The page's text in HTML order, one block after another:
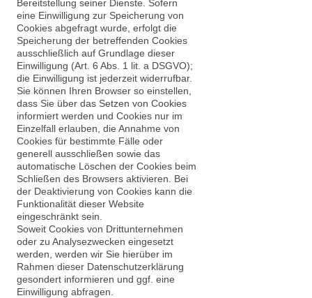
Bereitstellung seiner Dienste. Sofern
eine Einwilligung zur Speicherung von
Cookies abgefragt wurde, erfolgt die
Speicherung der betreffenden Cookies
ausschließlich auf Grundlage dieser
Einwilligung (Art. 6 Abs. 1 lit. a DSGVO);
die Einwilligung ist jederzeit widerrufbar.
Sie können Ihren Browser so einstellen,
dass Sie über das Setzen von Cookies
informiert werden und Cookies nur im
Einzelfall erlauben, die Annahme von
Cookies für bestimmte Fälle oder
generell ausschließen sowie das
automatische Löschen der Cookies beim
Schließen des Browsers aktivieren. Bei
der Deaktivierung von Cookies kann die
Funktionalität dieser Website
eingeschränkt sein.
Soweit Cookies von Drittunternehmen
oder zu Analysezwecken eingesetzt
werden, werden wir Sie hierüber im
Rahmen dieser Datenschutzerklärung
gesondert informieren und ggf. eine
Einwilligung abfragen.